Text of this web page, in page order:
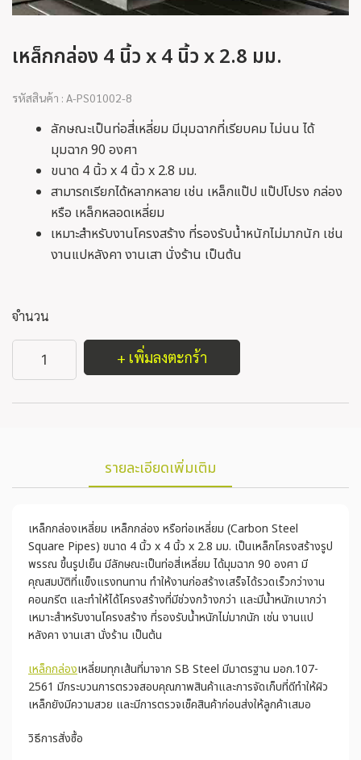
เหล็กกล่อง 4 นิ้ว x 4 นิ้ว x 2.8 มม.
รหัสสินค้า : A-PS01002-8
ลักษณะเป็นท่อสี่เหลี่ยม มีมุมฉากที่เรียบคม ไม่นน ได้
มุมฉาก 90 องศา
ขนาด 4 นิ้ว x 4 นิ้ว x 2.8 มม.
สามารถเรียกได้หลากหลาย เช่น เหล็กแป๊ป แป๊ปโปรง กล่อง
หรือ เหล็กหลอดเหลี่ยม
เหมาะสำหรับงานโครงสร้าง ที่รองรับน้ำหนักไม่มากนัก เช่น
งานแปหลังคา งานเสา นั่งร้าน เป็นต้น
จำนวน
+ เพิ่มลงตะกร้า
รายละเอียดเพิ่มเติม
เหล็กกล่องเหลี่ยม เหล็กกล่อง หรือท่อเหลี่ยม (Carbon Steel
Square Pipes) ขนาด 4 นิ้ว x 4 นิ้ว x 2.8 มม. เป็นเหล็กโครงสร้างรูป
พรรณ ขึ้นรูปเย็น มีลักษณะเป็นท่อสี่เหลี่ยม ได้มุมฉาก 90 องศา มี
คุณสมบัติที่แข็งแรงทนทาน ทำให้งานก่อสร้างเสร็จได้รวดเร็วกว่างาน
คอนกรีต และทำให้ได้โครงสร้างที่มีช่วงกว้างกว่า และมีน้ำหนักเบากว่า
เหมาะสำหรับงานโครงสร้าง ที่รองรับน้ำหนักไม่มากนัก เช่น งานแป
หลังคา งานเสา นั่งร้าน เป็นต้น
เหล็กกล่องเหลี่ยมทุกเส้นที่มาจาก SB Steel มีมาตรฐาน มอก.107-
2561 มีกระบวนการตรวจสอบคุณภาพสินค้าและการจัดเก็บที่ดีทำให้ผิว
เหล็กยังมีความสวย และมีการตรวจเช็คสินค้าก่อนส่งให้ลูกค้าเสมอ
วิธีการสั่งซื้อ